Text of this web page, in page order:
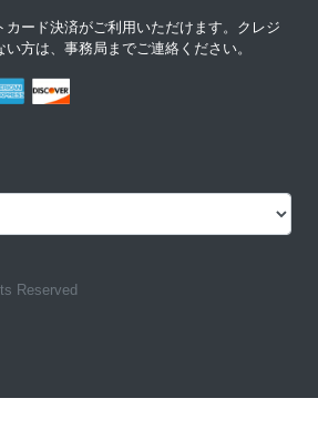
カード決済がご利用いただけます。クレジ
方は、事務局までご連絡ください。
Reserved